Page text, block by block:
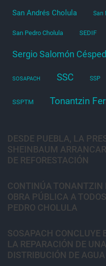
San Andrés Cholula San
San Pedro Cholula SEDIF
Sergio Salomón
SOSAPACH SSC SSP
SSPTM Tonantzin
DESDE PUEBLA, LA
SHEINBAUM
DE REFORESTACIÓN
CONTINÚA TONANTZIN
OBRA PÚBLICA A
PEDRO CHOLULA
SOSAPACH CONCLUYE
LA REPARACIÓN DE
DISTRIBUCIÓN DE